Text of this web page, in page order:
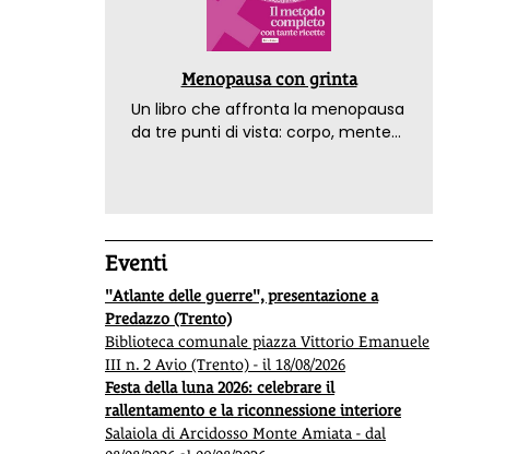
Menopausa con grinta
Un libro che affronta la menopausa
da tre punti di vista: corpo, mente
Eventi
"Atlante delle guerre", presentazione a
Predazzo (Trento)
Biblioteca comunale piazza Vittorio Emanuele
III n. 2 Avio (Trento) - il 18/08/2026
Festa della luna 2026: celebrare il
rallentamento e la riconnessione interiore
Salaiola di Arcidosso Monte Amiata - dal